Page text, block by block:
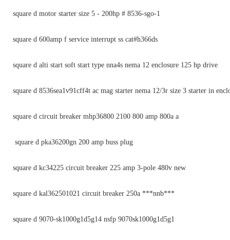
square d motor starter size 5 - 200hp # 8536-sgo-1
square d 600amp f service interrupt ss cat#h366ds
square d alti start soft start type nna4s nema 12 enclosure 125 hp drive
square d 8536sea1v91cff4t ac mag starter nema 12/3r size 3 starter in
square d circuit breaker mhp36800 2100 800 amp 800a a
square d pka36200gn 200 amp buss plug
square d kc34225 circuit breaker 225 amp 3-pole 480v new
square d kal362501021 circuit breaker 250a ***nnb***
square d 9070-sk1000g1d5g14 nsfp 9070sk1000g1d5g1